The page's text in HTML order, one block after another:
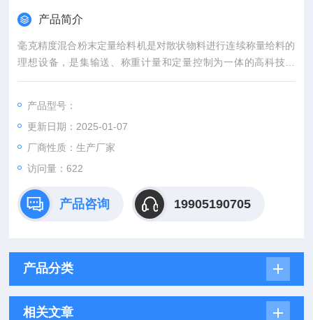
产品简介
毫克精度混合粉末定量给料机是对散状物料进行连续称量给料的
理想设备，是集输送、称重计量和定量控制为一体的高科技产
品，是根据我国现有工艺工况改进后的新一代产品，它以技术稳
产品型号：
更新日期：2025-01-07
厂商性质：生产厂家
访问量：622
产品咨询 19905190705
产品分类
相关文章